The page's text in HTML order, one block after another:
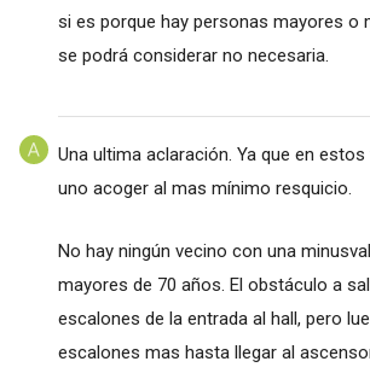
si es porque hay personas mayores o
se podrá considerar no necesaria.
Una ultima aclaración. Ya que en
uno acoger al mas mínimo resquicio.
No hay ningún vecino con una
mayores de 70 años. El obstáculo a
escalones de la entrada al hall, pero
escalones mas hasta llegar al